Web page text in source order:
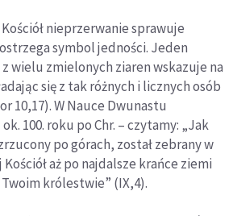
nieprzerwanie sprawuje
symbol jedności. Jeden
wielu zmielonych ziaren wskazuje na
się z tak różnych i licznych osób
10,17). W Nauce Dwunastu
100. roku po Chr. – czytamy: „Jak
po górach, został zebrany w
aż po najdalsze krańce ziemi
królestwie” (IX,4).